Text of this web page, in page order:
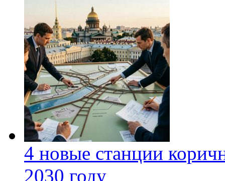
4 новые станции
2030 году